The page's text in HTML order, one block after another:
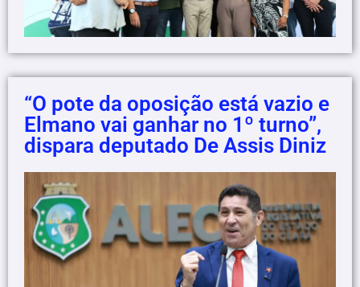
“O pote da oposição está vazio e
Elmano vai ganhar no 1º turno”,
dispara deputado De Assis Diniz